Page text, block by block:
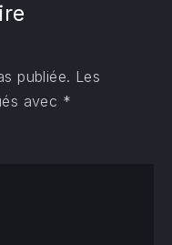
publiée. Les
avec *